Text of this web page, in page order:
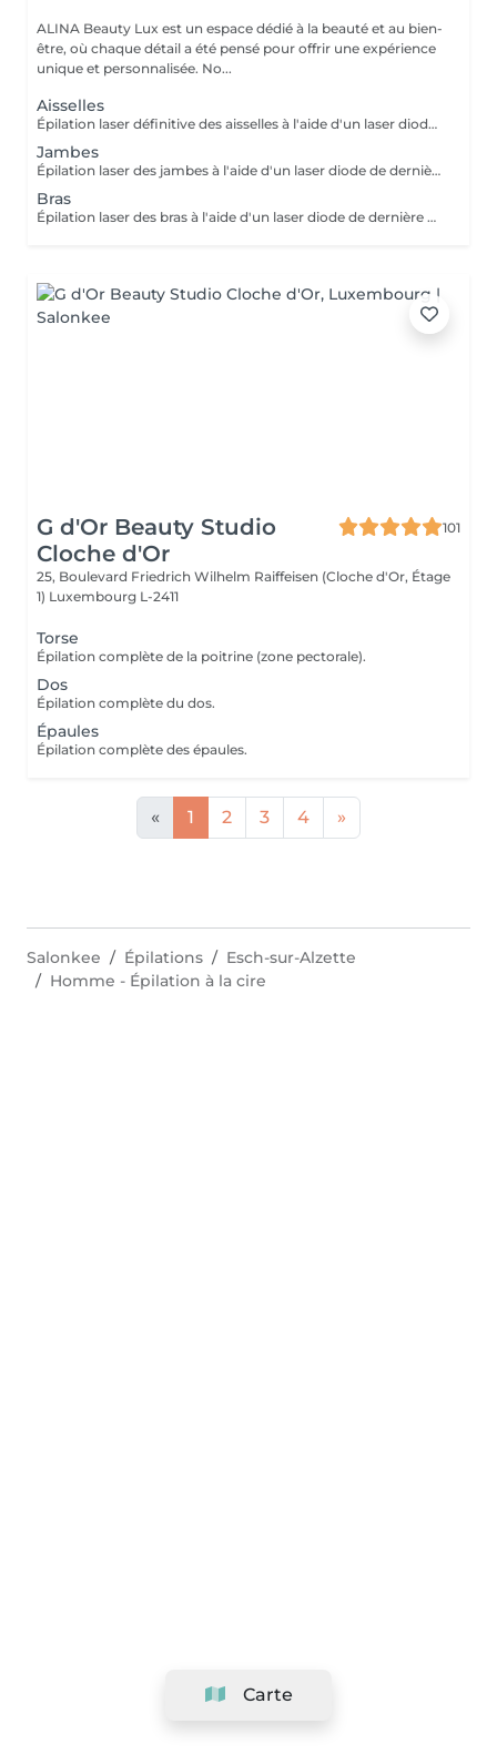
ALINA Beauty Lux est un espace dédié à la beauté et au bien-
être, où chaque détail a été pensé pour offrir une expérience
unique et personnalisée. No...
Aisselles
Épilation laser définitive des aisselles à l'aide d'un laser diode de dernière génération. Le traitement cible le follicule pileux afin de réduire progressivement et durablement la pilosité. À LIRE AVANT VOTRE SÉANCE Rasez la zone 24 heures avant votre rendez-vous. Ne pas épiler à la cire, à la pince ou à l'épilateur électrique (le rasage est autorisé). Évitez toute exposition au soleil, aux UV et aux autobronzants 2 semaines avant et après la séance. Informez-nous si vous prenez un traitement médical (Roaccutane®, certains antibiotiques photosensibilisants ou autres médicaments pouvant augmenter la sensibilité de la peau). Traitement contre-indiqué pendant la grossesse. Ne pas appliquer de rétinol, d'acides exfoliants ou de produits irritants 48 h avant et 48 h après la séance. Une légère rougeur ou sensation de chaleur est normale après le traitement. Plusieurs séances sont nécessaires pour un résultat optimal.
Jambes
Épilation laser des jambes à l'aide d'un laser diode de dernière génération. Le traitement cible le follicule pileux afin de réduire progressivement et durablement la pilosité. À LIRE AVANT VOTRE SÉANCE Rasez la zone 24 heures avant votre rendez-vous. Ne pas épiler à la cire, à la pince ou à l'épilateur électrique (le rasage est autorisé). Évitez toute exposition au soleil, aux UV et aux autobronzants 2 semaines avant et après la séance. Informez-nous si vous prenez un traitement médical pouvant être incompatible avec le laser. Traitement contre-indiqué pendant la grossesse. Ne pas appliquer de rétinol, d'acides exfoliants ou de produits irritants 48 h avant et 48 h après la séance. Une légère rougeur ou sensation de chaleur est normale après le traitement. Plusieurs séances sont nécessaires pour un résultat optimal.
Bras
Épilation laser des bras à l'aide d'un laser diode de dernière génération. Le traitement réduit progressivement et durablement la pilosité. À LIRE AVANT VOTRE SÉANCE Rasez la zone à traiter 24 heures avant votre rendez-vous. Ne pas épiler à la cire, à la pince ou à l'épilateur électrique pendant toute la durée du traitement (le rasage est autorisé). Évitez toute exposition au soleil, aux UV et aux autobronzants pendant les 2 semaines avant et après la séance. Informez-nous avant votre rendez-vous si vous prenez un traitement médical ou des compléments alimentaires. Certains médicaments peuvent être incompatibles avec l'épilation laser (ex. Roaccutane®, certains antibiotiques photosensibilisants et autres traitements augmentant la sensibilité de la peau). Le traitement est contre-indiqué pendant la grossesse. N'appliquez pas de rétinol, d'acides exfoliants, de gommages ou de produits irritants sur la zone 48 heures avant et 48 heures après la séance. Une légère rougeur ou une sensation de chaleur est normale après le traitement et disparaît généralement en quelques heures. Plusieurs séances sont nécessaires pour obtenir une réduction durable de la pilosité. En cas de doute concernant votre traitement médical ou votre état de santé, contactez-nous avant votre rendez-vous. Une séance présentant une contre-indication ne pourra pas être réalisée.
G d'Or Beauty Studio
Cloche d'Or
101
25, Boulevard Friedrich Wilhelm Raiffeisen (Cloche d'Or, Étage
1) Luxembourg L-2411
Torse
Épilation complète de la poitrine (zone pectorale).
Dos
Épilation complète du dos.
Épaules
Épilation complète des épaules.
« 1 2 3 4 »
Carte
Salonkee Épilations
Esch-sur-Alzette
Homme - Épilation à la cire